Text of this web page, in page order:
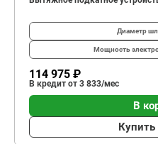
Диаметр
Мощность
114 975 ₽
В кредит от 3 833/мес
В
Купить